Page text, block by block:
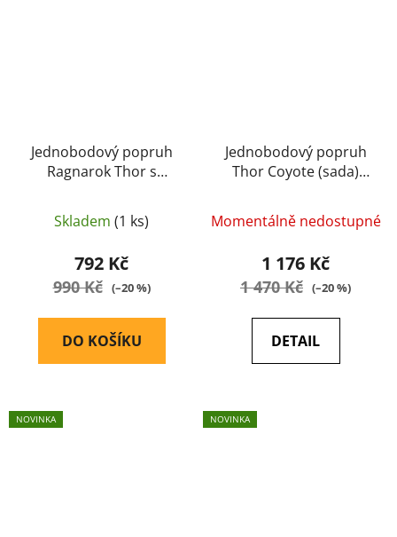
Jednobodový popruh
Ragnarok Thor s
(černý)
Skladem (1 ks)
792 Kč
990 Kč (–20 %)
DO KOŠÍKU
Jednobodový popruh
Thor Coyote (sada)
Momentálně nedostupné
1 176 Kč
1 470 Kč (–20 %)
DETAIL
NOVINKA NOVINKA